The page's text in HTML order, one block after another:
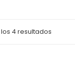
4 resultados